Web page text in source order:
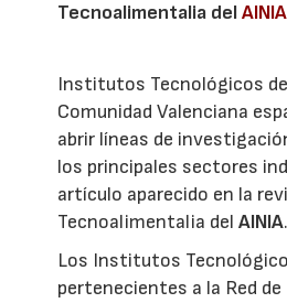
Tecnoalimentalia delAINIA
Institutos Tecnológicos de
Comunidad Valenciana
abrir líneas de
los principales sectores
artículo aparecido en la
Tecnoalimentalia delAINIA.
Los Institutos
pertenecientes a la Red